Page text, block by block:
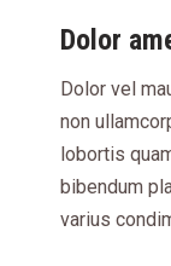
Dolor
Dolor vel
non
lobortis
bibendum
varius